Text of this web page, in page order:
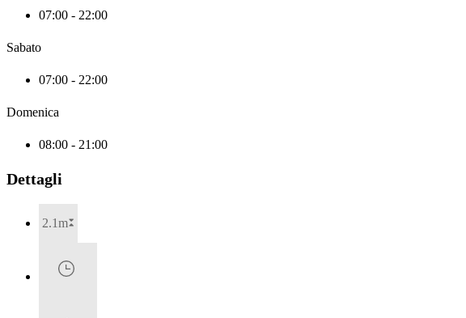
07:00 - 22:00
Sabato
07:00 - 22:00
Domenica
08:00 - 21:00
Dettagli
2.1m